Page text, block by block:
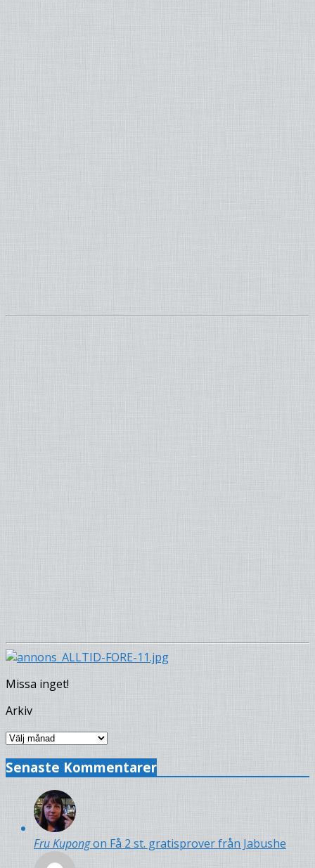
Missa inget!
Arkiv
Arkiv
Senaste Kommentarer
Fru Kupongon Få 2 st. gratisprover från Jabushe